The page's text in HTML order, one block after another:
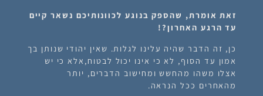
זאת אומרת, שהספק בנוגע לכוונותיכם נשאר קיים
עד הרגע האחרון?!
כן, זה הדבר שהיה עלינו לגלות. שאין יהודי שנותן בך
אמון עד הסוף, לא כי אינו יכול לבטוח,אלא כי יש
אצלו משהו מהחשש ומחישוב הדברים, יותר
מהאחרים ככל הנראה.